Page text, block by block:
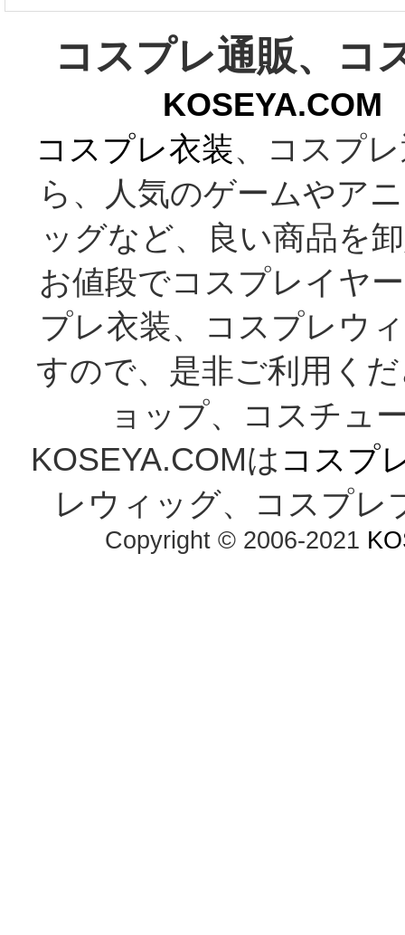
コスプレ通販、コ
コスプレ衣装、コスプ
ら、人気のゲームやア
ッグなど、良い商品を
お値段でコスプレイヤ
プレ衣装、コスプレウ
すので、是非ご利用く
ョップ、コスチュ
KOSEYA.COMは コスプ
レウィッグ、コスプレ
Copyright © 2006-2021